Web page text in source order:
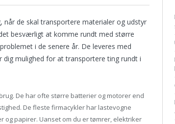
de skal transportere materialer og udstyr
besværligt at komme rundt med større
i de senere år. De leveres med
mulighed for at transportere ting rundt i
De har ofte større batterier og motorer end
De fleste firmacykler har lastevogne
papirer. Uanset om du er tømrer, elektriker